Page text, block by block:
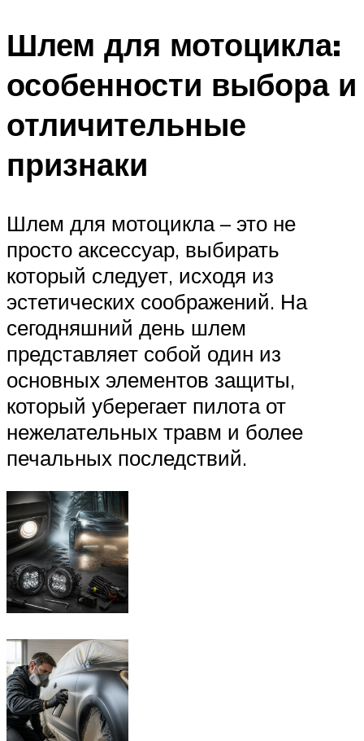
Шлем для мотоцикла:
особенности выбора и
отличительные
признаки
Шлем для мотоцикла – это не
просто аксессуар, выбирать
который следует, исходя из
эстетических соображений. На
сегодняшний день шлем
представляет собой один из
основных элементов защиты,
который уберегает пилота от
нежелательных травм и более
печальных последствий.